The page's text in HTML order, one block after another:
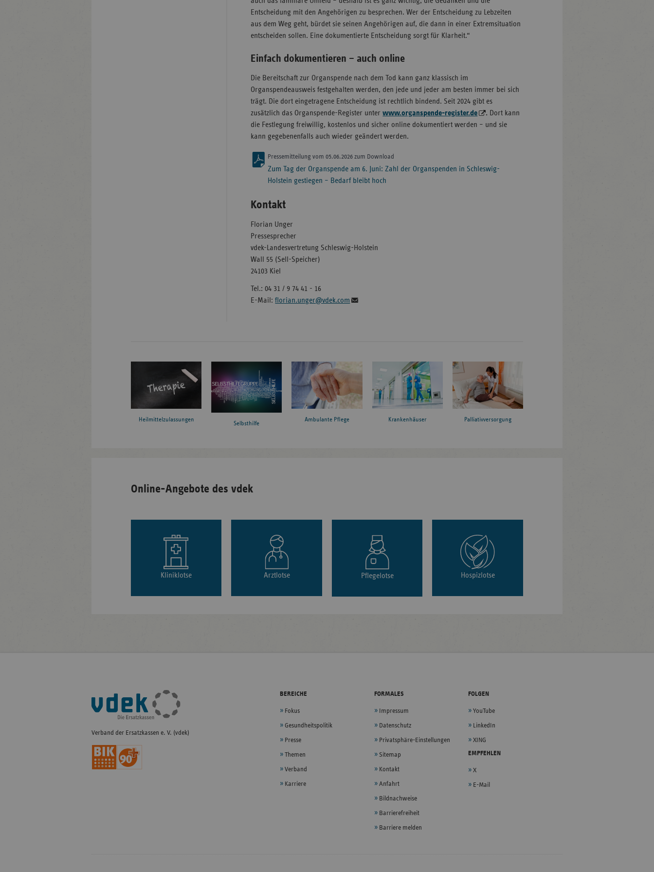
Entscheidung mit den Angehörigen zu besprechen. Wer der Entscheidung zu Lebzeiten
aus dem Weg geht, bürdet sie seinen Angehörigen auf, die dann in einer Extremsituation
entscheiden sollen. Eine dokumentierte Entscheidung sorgt für Klarheit.“
Einfach dokumentieren – auch online
Die Bereitschaft zur Organspende nach dem Tod kann ganz klassisch im
Organspendeausweis festgehalten werden, den jede und jeder am besten immer bei sich
trägt. Die dort eingetragene Entscheidung ist rechtlich bindend. Seit 2024 gibt es
zusätzlich das Organspende-Register unterwww.organspende-register.de . Dort kann
die Festlegung freiwillig, kostenlos und sicher online dokumentiert werden – und sie
kann gegebenenfalls auch wieder geändert werden.
Pressemitteilung vom 05.06.2026 zum Download
Zum Tag der Organspende am 6. Juni: Zahl der Organspenden in Schleswig-
Holstein gestiegen – Bedarf bleibt hoch
Kontakt
Florian Unger
Pressesprecher
vdek-Landesvertretung Schleswig-Holstein
Wall 55 (Sell-Speicher)
24103 Kiel
Tel.: 04 31 / 9 74 41 - 16
E-Mail:florian.unger@vdek.com
Heilmittelzulassungen
Selbsthilfe
Ambulante Pflege Krankenhäuser Palliativversorgung
Online-Angebote des vdek
Kliniklotse Arztlotse Pflegelotse Hospizlotse
Fußleisten-
Navigation
Verband der Ersatzkassen e. V. (vdek)
BEREICHE
Fokus
Gesundheitspolitik
Presse
Themen
Verband
Karriere
FORMALES
Impressum
Datenschutz
Privatsphäre-Einstellungen
Sitemap
Kontakt
Anfahrt
Bildnachweise
Barrierefreiheit
Barriere melden
FOLGEN
YouTube
LinkedIn
XING
EMPFEHLEN
X
E-Mail